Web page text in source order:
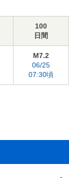
100
日間
M7.2
06/25
07:30頃